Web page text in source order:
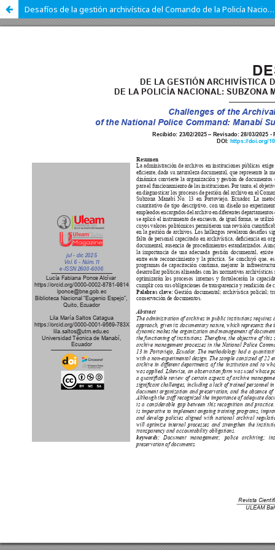
Desafíos de la gestión archivística del Comando de la Policía Nacional: Subzona Manabí No 13